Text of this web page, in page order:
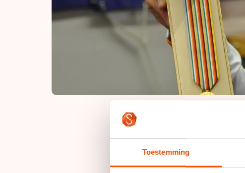
Toestemming
Kun je alleen winnen
"Winnen is voor mij als